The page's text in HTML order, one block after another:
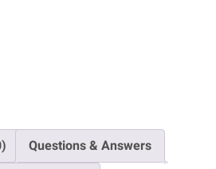
Questions & Answers